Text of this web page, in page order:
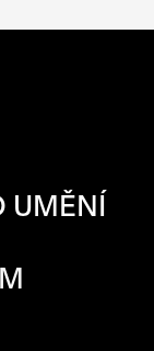
UMĚNÍ